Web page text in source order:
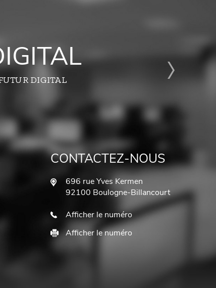
DIGITAL
CONTACTEZ-NOUS
696 rue Yves Kermen
92100 Boulogne-Billancourt
Afficher le numéro
Afficher le numéro